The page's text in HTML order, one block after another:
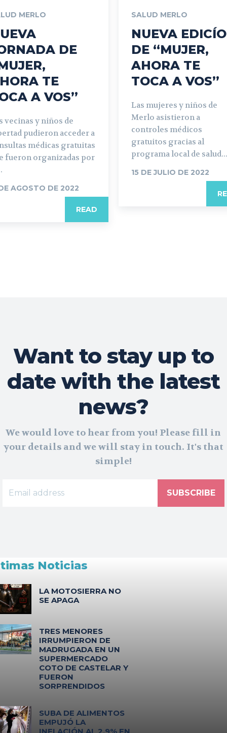
MERLO
DE
TE
A VOS”
vecinas y niños de
pudieron acceder a
médicas gratuitas
fueron organizadas por
AGOSTO DE 2022
READ
SALUD MERLO
NUEVA
DE “MUJER,
AHORA TE
TOCA A VOS”
Las mujeres y niños de
Merlo asistieron a
controles médicos
gratuitos gracias al
programa local de salud...
15 DE JULIO DE 2022
Want to stay up to
date with the latest
news?
We would love to hear from you! Please fill in
your details and we will stay in touch. It's that
simple!
SUBSCRIBE
Noticias
LA MOTOSIERRA NO
SE APAGA
TRES MENORES
IRRUMPIERON DE
MADRUGADA EN UN
SUPERMERCADO
COTO DE CASTELAR Y
FUERON
SORPRENDIDOS
SUBA DE ALIMENTOS
EMPUJÓ LA
INFLACIÓN AL 2,9% EN